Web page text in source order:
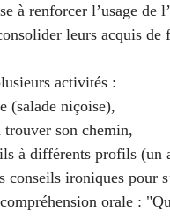
à renforcer l’usage de
leurs acquis de
activités :
(salade niçoise),
trouver son chemin,
à différents profils
conseils ironiques pour
orale :